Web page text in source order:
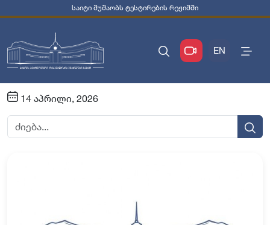
საიტი მუშაობს ტესტირების რეჟიმში
EN
14 აპრილი, 2026